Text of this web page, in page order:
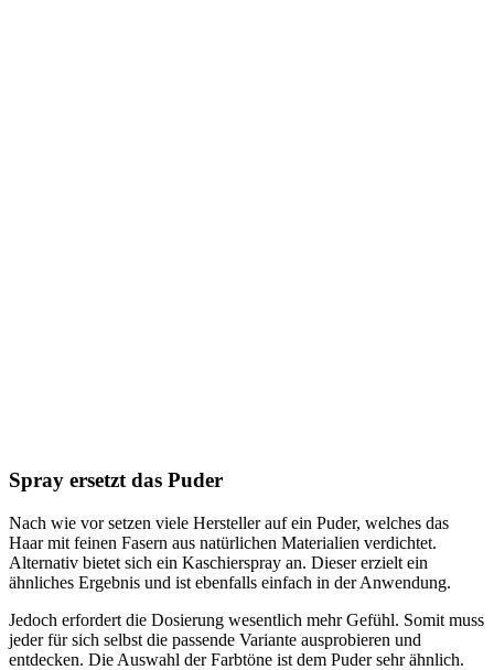
Spray ersetzt das Puder
Nach wie vor setzen viele Hersteller auf ein Puder, welches das
Haar mit feinen Fasern aus natürlichen Materialien verdichtet.
Alternativ bietet sich ein Kaschierspray an. Dieser erzielt ein
ähnliches Ergebnis und ist ebenfalls einfach in der Anwendung.
Jedoch erfordert die Dosierung wesentlich mehr Gefühl. Somit muss
jeder für sich selbst die passende Variante ausprobieren und
entdecken. Die Auswahl der Farbtöne ist dem Puder sehr ähnlich.